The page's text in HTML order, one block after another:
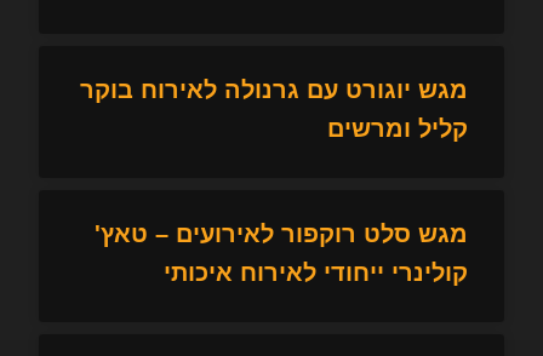
מגש יוגורט עם גרנולה לאירוח בוקר
קליל ומרשים
מגש סלט רוקפור לאירועים – טאץ'
קולינרי ייחודי לאירוח איכותי